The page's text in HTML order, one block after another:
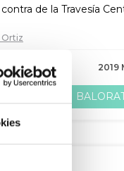
de la Travesía
Ortiz
2019